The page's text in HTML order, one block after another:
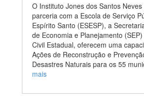
O Instituto Jones dos Santos
parceria com a Escola de Serviço
Espírito Santo (ESESP), a
de Economia e Planejamento
Civil Estadual, oferecem uma
Ações de Reconstrução e
Desastres Naturais para os 55
mais